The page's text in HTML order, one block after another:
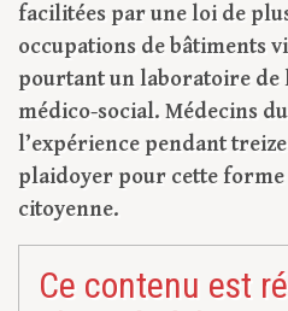
facilitées par une loi de
occupations de bâtiments
pourtant un laboratoire de
médico-social. Médecins
l’expérience pendant
plaidoyer pour cette
citoyenne.
Ce contenu est